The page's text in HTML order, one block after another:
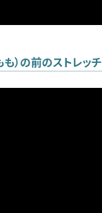
）の前のストレッチ